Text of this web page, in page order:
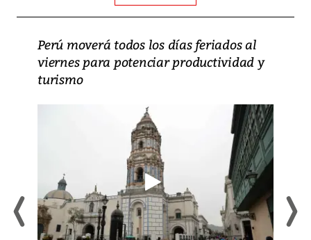
Perú moverá todos los días feriados al
viernes para potenciar productividad y
turismo